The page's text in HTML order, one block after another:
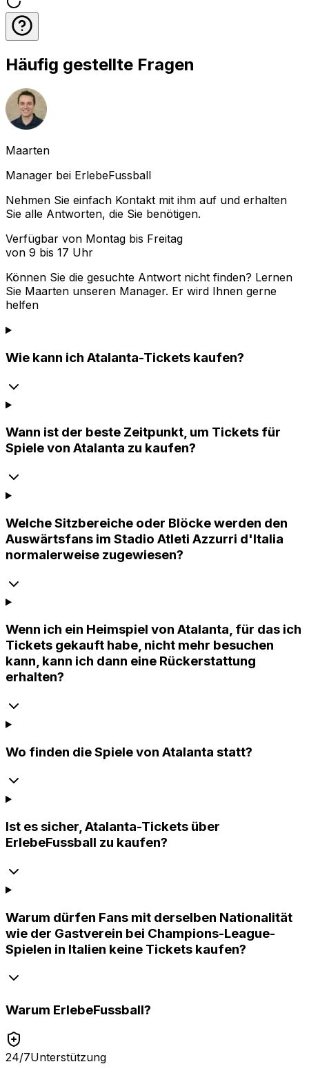
Häufig gestellte Fragen
Maarten
Manager bei ErlebeFussball
Nehmen Sie einfach Kontakt mit ihm auf und erhalten
Sie alle Antworten, die Sie benötigen.
Verfügbar von Montag bis Freitag
von 9 bis 17 Uhr
Können Sie die gesuchte Antwort nicht finden? Lernen
Sie Maarten unseren Manager. Er wird Ihnen gerne
helfen
Wie kann ich Atalanta-Tickets kaufen?
Wann ist der beste Zeitpunkt, um Tickets für
Spiele von Atalanta zu kaufen?
Welche Sitzbereiche oder Blöcke werden den
Auswärtsfans im Stadio Atleti Azzurri d'Italia
normalerweise zugewiesen?
Wenn ich ein Heimspiel von Atalanta, für das ich
Tickets gekauft habe, nicht mehr besuchen
kann, kann ich dann eine Rückerstattung
erhalten?
Wo finden die Spiele von Atalanta statt?
Ist es sicher, Atalanta-Tickets über
ErlebeFussball zu kaufen?
Warum dürfen Fans mit derselben Nationalität
wie der Gastverein bei Champions-League-
Spielen in Italien keine Tickets kaufen?
Warum ErlebeFussball?
24/7Unterstützung